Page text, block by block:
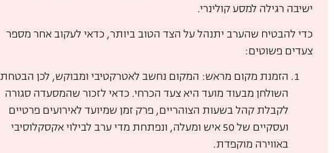
ישיבה רגילה למסע קולינרי.
כדי להבטיח שהערב יתנהל על הצד הטוב ביותר, כדאי לעקוב אחר מספר
צעדים פשוטים:
הזמנת מקום מראש: המקום נחשב לאטרקטיבי ומבוקש, לכן הבטחת
השולחן מבעוד מועד היא צעד הכרחי. כדאי לזכור שהמסעדה סגורה
לקבלת קהל בשעות הצוהריים, פרק זמן שמיועד לאירועים פרטיים
ועסקיים של 50 איש ומעלה, ונפתחת מדי ערב לבילוי אקסקלוסיבי
באווירה מוקפדת.